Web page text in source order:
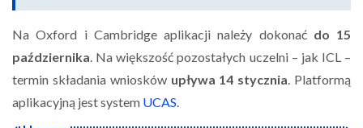
Na Oxford i Cambridge aplikacji należy dokonać do 15
października . Na większość pozostałych uczelni – jak ICL –
termin składania wniosków upływa 14 stycznia . Platformą
aplikacyjną jest system UCAS